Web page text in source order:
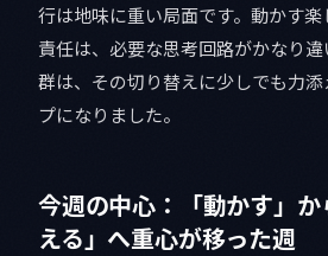
行は地味に重い局面です。動かす
責任は、必要な思考回路がかなり
群は、その切り替えに少しでも力
プになりました。
今週の中心：「動かす」
える」へ重心が移った週